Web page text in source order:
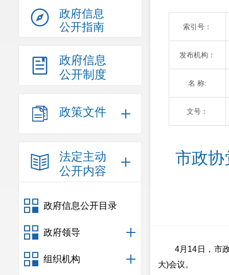
政府信息
公开指南
政府信息
公开制度
政策文件
法定主动
公开内容
政府信息公开目录
政府领导
组织机构
索引号：
发布机构：
名 称:
文号：
市政协
4月14日，市政
大)会议。